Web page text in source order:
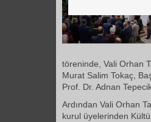
töreninde, Vali Orhan
Murat Salim Tokaç,
Prof. Dr. Adnan
Ardından Vali Orhan
kurul üyelerinden